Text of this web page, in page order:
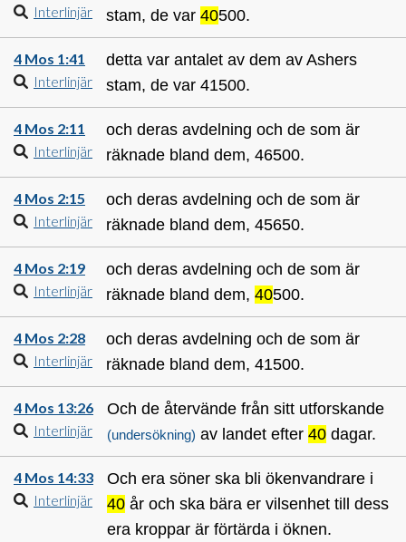
Interlinjär
stam, de var 40500.
4 Mos 1:41
Interlinjär
detta var antalet av dem av Ashers
stam, de var 41500.
4 Mos 2:11
Interlinjär
och deras avdelning och de som är
räknade bland dem, 46500.
4 Mos 2:15
Interlinjär
och deras avdelning och de som är
räknade bland dem, 45650.
4 Mos 2:19
Interlinjär
och deras avdelning och de som är
räknade bland dem, 40500.
4 Mos 2:28
Interlinjär
och deras avdelning och de som är
räknade bland dem, 41500.
4 Mos 13:26
Interlinjär
Och de återvände från sitt utforskande
(undersökning) av landet efter 40 dagar.
4 Mos 14:33
Interlinjär
Och era söner ska bli ökenvandrare i
40 år och ska bära er vilsenhet till dess
era kroppar är förtärda i öknen.